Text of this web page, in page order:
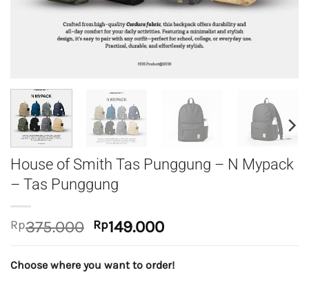
House of Smith Tas Punggung – N Mypack
– Tas Punggung
Rp375.000 Original
was:
Rp375.000.
Rp149.000Current
is:
Rp149.000.
Choose where you want to order!